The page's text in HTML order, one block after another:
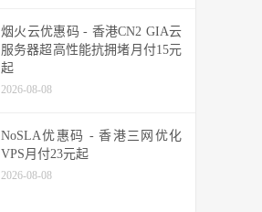
烟火云优惠码 - 香港CN2 GIA云
服务器超高性能抗拥堵月付15元
起
2026-08-08
NoSLA优惠码 - 香港三网优化
VPS月付23元起
2026-08-08